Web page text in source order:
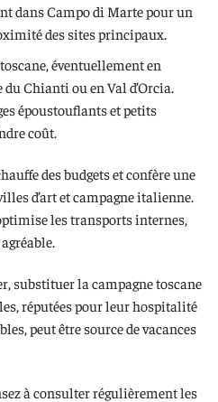
dans Campo di Marte pour un
des sites principaux.
éventuellement en
Chianti ou en Val d’Orcia.
époustouflants et petits
coût.
des budgets et confère une
d’art et campagne italienne.
les transports internes,
substituer la campagne toscane
réputées pour leur hospitalité
peut être source de vacances
à consulter régulièrement les